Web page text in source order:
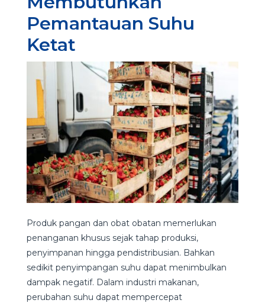
Pemantauan Suhu
Ketat
Produk pangan dan obat obatan memerlukan
penanganan khusus sejak tahap produksi,
penyimpanan hingga pendistribusian. Bahkan
sedikit penyimpangan suhu dapat menimbulkan
dampak negatif. Dalam industri makanan,
perubahan suhu dapat mempercepat